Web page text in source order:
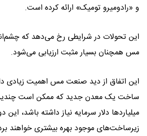
و «رادومیرو تومیک» ارائه کرده است.
این تحولات در شرایطی رخ می‌دهد که
مس همچنان بسیار مثبت ارزیابی می‌شود.
این اتفاق از دید صنعت مس اهمیت زیادی
ساخت یک معدن جدید که ممکن است
میلیاردها دلار سرمایه نیاز داشته باشد،
زیرساخت‌های موجود بهره بیشتری خواهند